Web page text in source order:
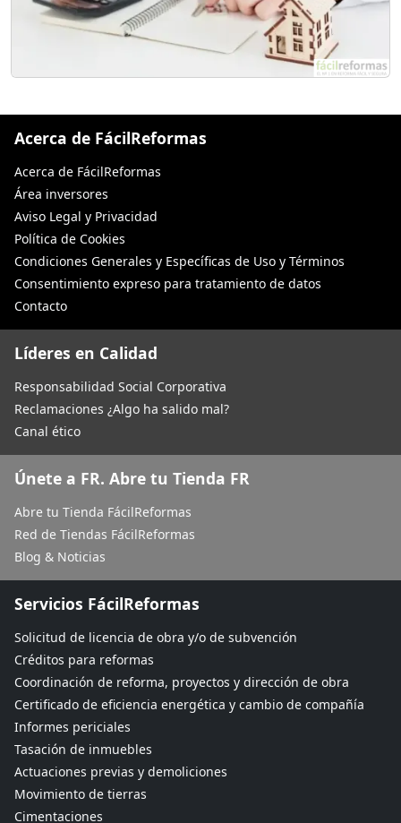
Acerca de FácilReformas
Acerca de FácilReformas
Área inversores
Aviso Legal y Privacidad
Política de Cookies
Condiciones Generales y Específicas de Uso y Términos
Consentimiento expreso para tratamiento de datos
Contacto
Líderes en Calidad
Responsabilidad Social Corporativa
Reclamaciones ¿Algo ha salido mal?
Canal ético
Únete a FR. Abre tu Tienda FR
Abre tu Tienda FácilReformas
Red de Tiendas FácilReformas
Blog & Noticias
Servicios FácilReformas
Solicitud de licencia de obra y/o de subvención
Créditos para reformas
Coordinación de reforma, proyectos y dirección de obra
Certificado de eficiencia energética y cambio de compañía
Informes periciales
Tasación de inmuebles
Actuaciones previas y demoliciones
Movimiento de tierras
Cimentaciones